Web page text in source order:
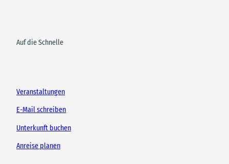
Auf die Schnelle
Veranstaltungen
E-Mail schreiben
Unterkunft buchen
Anreise planen